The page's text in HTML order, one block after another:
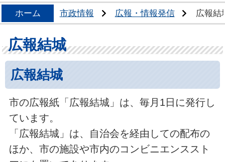
ホーム 市政情報 広報・情報発信 広報結
広報結城
広報結城
市の広報紙「広報結城」は、毎月1日に発行し
ています。
「広報結城」は、自治会を経由しての配布の
ほか、市の施設や市内のコンビニエンススト